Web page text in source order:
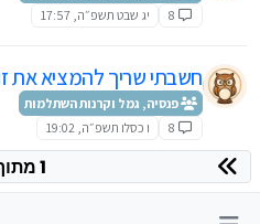
8
יג שבט תשפ״ה, 17:57
חשבתי שריך להמציא את
פנסיה, גמל וקרנות השתלמות
8
ו כסלו תשפ״ה, 19:02
1 מתוך 8